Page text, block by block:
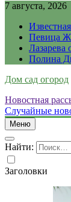
7 августа, 2026
Певица
Лазарева
Полина
Дом сад огород
Новостная
Случайные
Меню
Найти:
Заголовки